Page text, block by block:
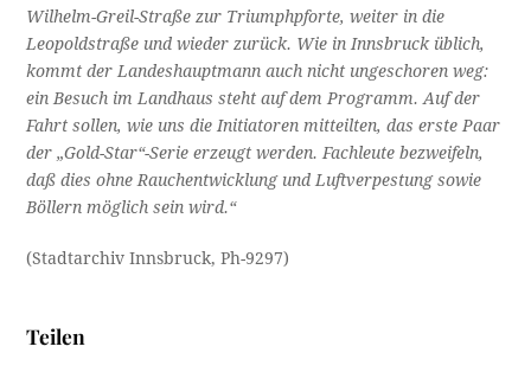
Wilhelm-Greil-Straße zur Triumphpforte, weiter in die
Leopoldstraße und wieder zurück. Wie in Innsbruck üblich,
kommt der Landeshauptmann auch nicht ungeschoren weg:
ein Besuch im Landhaus steht auf dem Programm. Auf der
Fahrt sollen, wie uns die Initiatoren mitteilten, das erste Paar
der „Gold-Star“-Serie erzeugt werden. Fachleute bezweifeln,
daß dies ohne Rauchentwicklung und Luftverpestung sowie
Böllern möglich sein wird.“
(Stadtarchiv Innsbruck, Ph-9297)
Teilen